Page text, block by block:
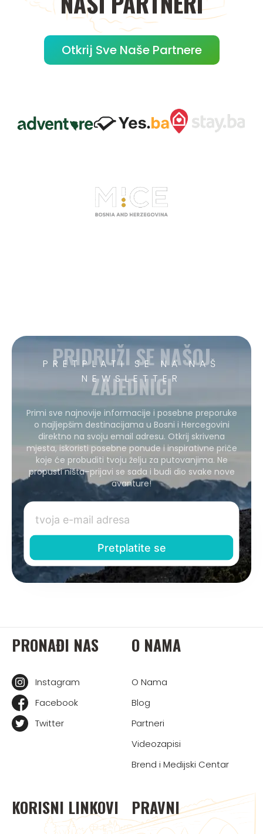
Otkrij Sve Naše Partnere
PRETPLATI SE NA NAŠ
NEWSLETTER
PRIDRUŽI SE NAŠOJ
ZAJEDNICI
Primi sve najnovije informacije i posebne preporuke
o najljepšim destinacijama u Bosni i Hercegovini
direktno na svoju email adresu. Otkrij skrivena
mjesta, iskoristi posebne ponude i inspirativne priče
koje će probuditi tvoju želju za putovanjima. Ne
propusti ništa–prijavi se sada i budi dio svake nove
avanture!
PRONAĐI NAS
Instagram
Facebook
Twitter
O NAMA
O Nama
Blog
Partneri
Videozapisi
Brend i Medijski Centar
KORISNI LINKOVI PRAVNI